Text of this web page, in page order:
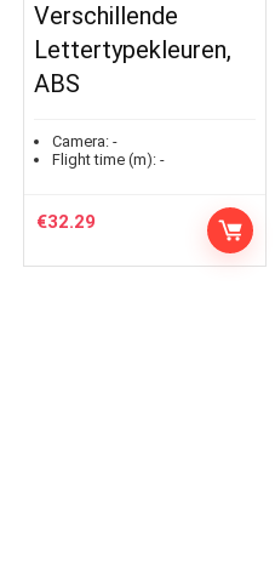
Verschillende
Lettertypekleuren,
ABS
Camera: -
Flight time (m): -
€32.29